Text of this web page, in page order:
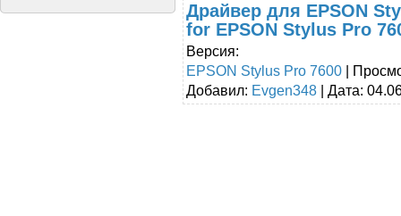
Драйвер для EPSON
for EPSON Stylus Pro
Версия:
EPSON Stylus Pro 7600 |
Добавил: Evgen348 | Дата: